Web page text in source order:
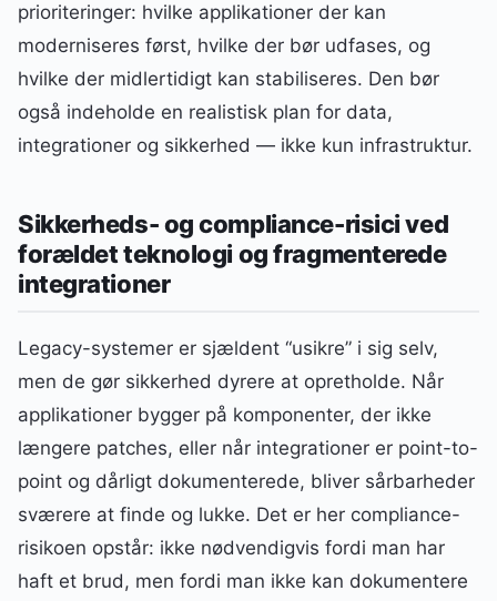
prioriteringer: hvilke applikationer der kan
moderniseres først, hvilke der bør udfases, og
hvilke der midlertidigt kan stabiliseres. Den bør
også indeholde en realistisk plan for data,
integrationer og sikkerhed — ikke kun infrastruktur.
Sikkerheds- og compliance-risici ved
forældet teknologi og fragmenterede
integrationer
Legacy-systemer er sjældent “usikre” i sig selv,
men de gør sikkerhed dyrere at opretholde. Når
applikationer bygger på komponenter, der ikke
længere patches, eller når integrationer er point-to-
point og dårligt dokumenterede, bliver sårbarheder
sværere at finde og lukke. Det er her compliance-
risikoen opstår: ikke nødvendigvis fordi man har
haft et brud, men fordi man ikke kan dokumentere